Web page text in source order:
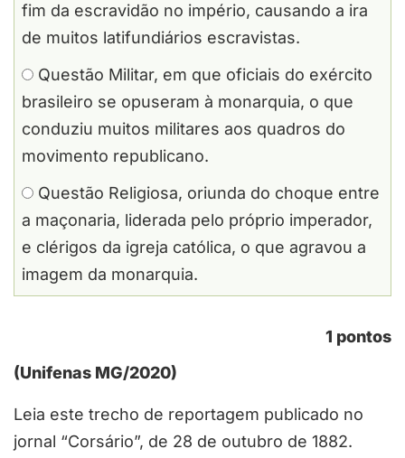
fim da escravidão no império, causando a ira
de muitos latifundiários escravistas.
Questão Militar, em que oficiais do exército
brasileiro se opuseram à monarquia, o que
conduziu muitos militares aos quadros do
movimento republicano.
Questão Religiosa, oriunda do choque entre
a maçonaria, liderada pelo próprio imperador,
e clérigos da igreja católica, o que agravou a
imagem da monarquia.
1 pontos
(Unifenas MG/2020)
Leia este trecho de reportagem publicado no
jornal “Corsário”, de 28 de outubro de 1882.